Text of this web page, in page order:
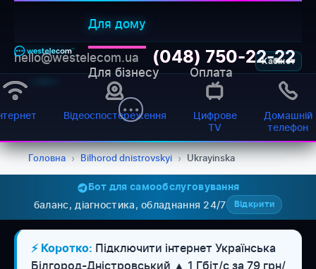
Для дому
Для бізнесу Оплата
Кабінет
hello@westelecom.ua (048) 750-22-22
Відеоспостереження
Цифрове
TV
Домашній
телефон
Головна › Bilhorod dnistrovskyi › Ukrayinska
Бот для самообслуговування
баланс, діагностика, обладнання 24/7 Відкрити
⚡ Коротко: Підключити інтернет Українська
Білгород-Дністровський ▲ 1 Гбіт/с за 79 грн/